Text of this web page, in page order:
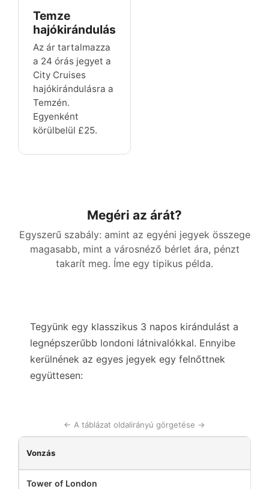
Temze
hajókirándulás
Az ár tartalmazza
a 24 órás jegyet a
City Cruises
hajókirándulásra a
Temzén.
Egyenként
körülbelül £25.
Megéri az árát?
Egyszerű szabály: amint az egyéni jegyek összege
magasabb, mint a városnéző bérlet ára, pénzt
takarít meg. Íme egy tipikus példa.
Tegyünk egy klasszikus 3 napos kirándulást a
legnépszerűbb londoni látnivalókkal. Ennyibe
kerülnének az egyes jegyek egy felnőttnek
együttesen:
← A táblázat oldalirányú görgetése →
Vonzás
Tower of London